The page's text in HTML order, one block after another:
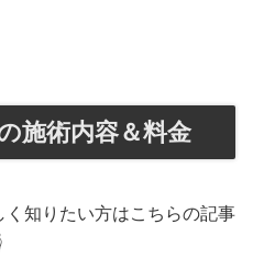
施術内容＆料金
く知りたい方はこちらの記事